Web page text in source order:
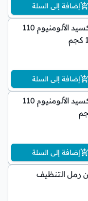
إضافة إلى السلة
رمل تنظيف كوبرا أكسيد الألومنيوم 110
إضافة إلى السلة
رمل تنظيف كوبرا أكسيد الألومنيوم 110
إضافة إلى السلة